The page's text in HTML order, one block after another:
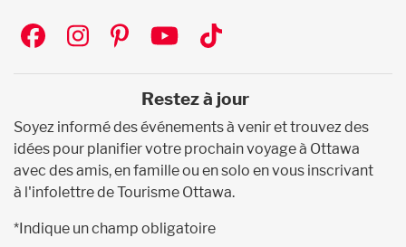
Social
Restez à jour
Soyez informé des événements à venir et trouvez des
idées pour planifier votre prochain voyage à Ottawa
avec des amis, en famille ou en solo en vous inscrivant
à l'infolettre de Tourisme Ottawa.
*Indique un champ obligatoire